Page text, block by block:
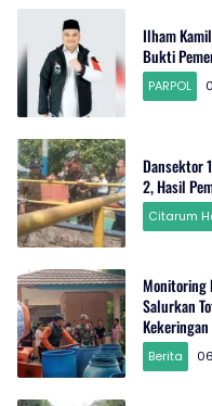
Ilham
Bukti
PARPOL
Dansektor
2, Hasil
Citarum
Monitoring
Salurkan
Kekeringan
Berita